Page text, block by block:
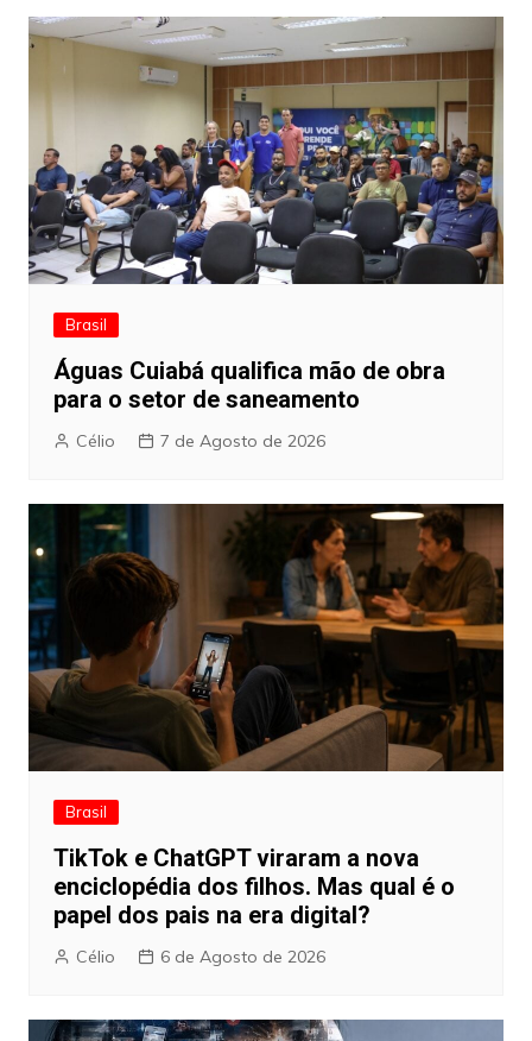
artigos
Brasil
Águas Cuiabá qualifica mão de obra
para o setor de saneamento
Célio 7 de Agosto de 2026
Brasil
TikTok e ChatGPT viraram a nova
enciclopédia dos filhos. Mas qual é o
papel dos pais na era digital?
Célio 6 de Agosto de 2026